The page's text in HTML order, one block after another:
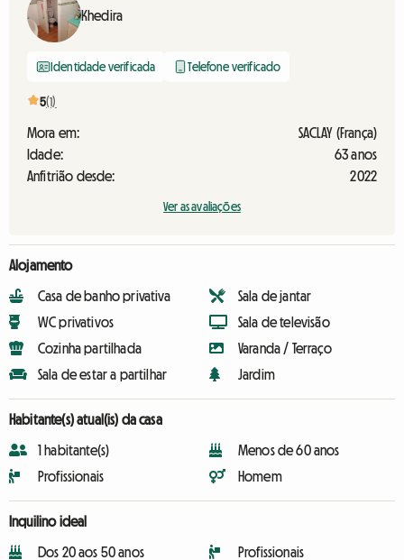
Khedira
Identidade verificada Telefone verificado
5(1)
Mora em:
SACLAY (França)
Idade:
63 anos
Anfitrião desde:
2022
Ver as avaliações
Alojamento
Casa de banho privativa
WC privativos
Cozinha partilhada
Sala de estar a partilhar
Sala de jantar
Sala de televisão
Varanda / Terraço
Jardim
Habitante(s) atual(is) da casa
1 habitante(s)
Profissionais
Menos de 60 anos
Homem
Inquilino ideal
Dos 20 aos 50 anos
Profissionais